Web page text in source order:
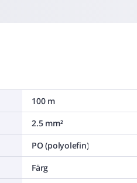
100 m
2.5 mm²
PO (polyolefin)
Färg